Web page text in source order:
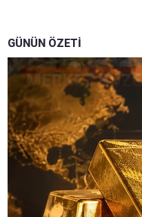
GÜNÜN ÖZETİ